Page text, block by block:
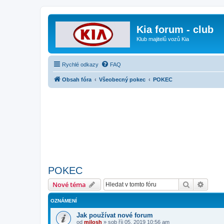
Kia forum - club
Klub majitelů vozů Kia
Rychlé odkazy FAQ
Obsah fóra Všeobecný pokec POKEC
POKEC
Nové téma Hledat
OZNÁMENÍ
Jak používat nové forum
od milosh » sob říj 05, 2019 10:56 am